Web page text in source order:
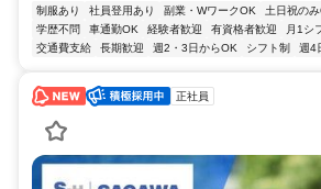
制服あり 社員登用あり 副業・WワークOK 土日祝の
学歴不問
車通勤OK 経験者歓迎 有資格者歓迎 月1シ
交通費支給
長期歓迎 週2・3日からOK シフト制 週4
正社員